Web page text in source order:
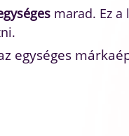
marad. Ez
egységes